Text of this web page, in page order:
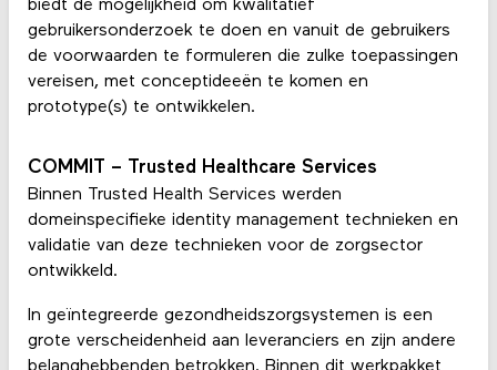
biedt de mogelijkheid om kwalitatief
gebruikersonderzoek te doen en vanuit de gebruikers
de voorwaarden te formuleren die zulke toepassingen
vereisen, met conceptideeën te komen en
prototype(s) te ontwikkelen.
COMMIT – Trusted Healthcare Services
Binnen Trusted Health Services werden
domeinspecifieke identity management technieken en
validatie van deze technieken voor de zorgsector
ontwikkeld.
In geïntegreerde gezondheidszorgsystemen is een
grote verscheidenheid aan leveranciers en zijn andere
belanghebbenden betrokken. Binnen dit werkpakket